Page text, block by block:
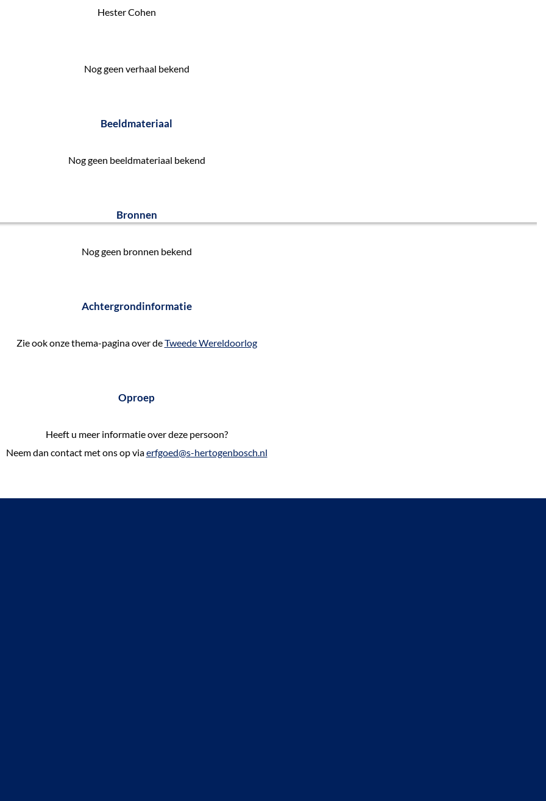
Hester Cohen
Nog geen verhaal bekend
Beeldmateriaal
Nog geen beeldmateriaal bekend
Bronnen
Nog geen bronnen bekend
Achtergrondinformatie
Zie ook onze thema-pagina over deTweede Wereldoorlog
Oproep
Heeft u meer informatie over deze persoon?
Neem dan contact met ons op viaerfgoed@s-hertogenbosch.nl